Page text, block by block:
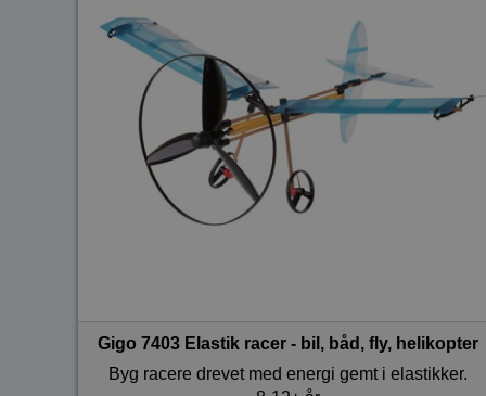
Gigo 7403 Elastik racer - bil, båd, fly, helikopter
Byg racere drevet med energi gemt i elastikker.